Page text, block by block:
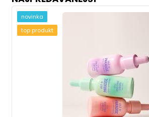
novinka
top produkt